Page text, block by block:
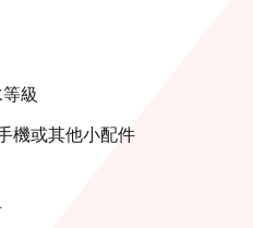
級
機或其他小配件